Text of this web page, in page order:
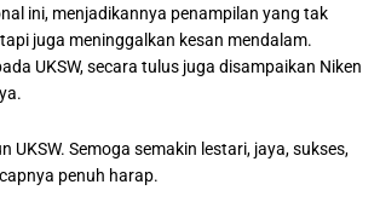
ini, menjadikannya penampilan yang tak
juga meninggalkan kesan mendalam.
UKSW, secara tulus juga disampaikan Niken
UKSW. Semoga semakin lestari, jaya, sukses,
penuh harap.